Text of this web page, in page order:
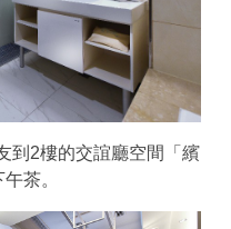
到2樓的交誼廳空間「繽
茶。